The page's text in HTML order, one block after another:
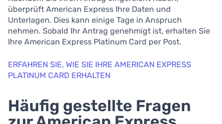
überprüft American Express Ihre Daten und
Unterlagen. Dies kann einige Tage in Anspruch
nehmen. Sobald Ihr Antrag genehmigt ist, erhalten Sie
Ihre American Express Platinum Card per Post.
ERFAHREN SIE, WIE SIE IHRE AMERICAN EXPRESS
PLATINUM CARD ERHALTEN
Häufig gestellte Fragen